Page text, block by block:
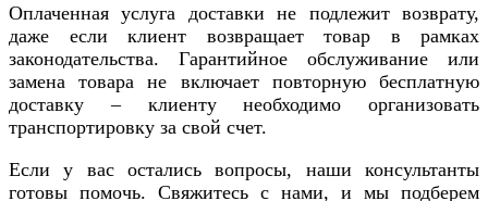
Оплаченная услуга доставки не подлежит возврату,
даже если клиент возвращает товар в рамках
законодательства. Гарантийное обслуживание или
замена товара не включает повторную бесплатную
доставку – клиенту необходимо организовать
транспортировку за свой счет.
Если у вас остались вопросы, наши консультанты
готовы помочь. Свяжитесь с нами, и мы подберем